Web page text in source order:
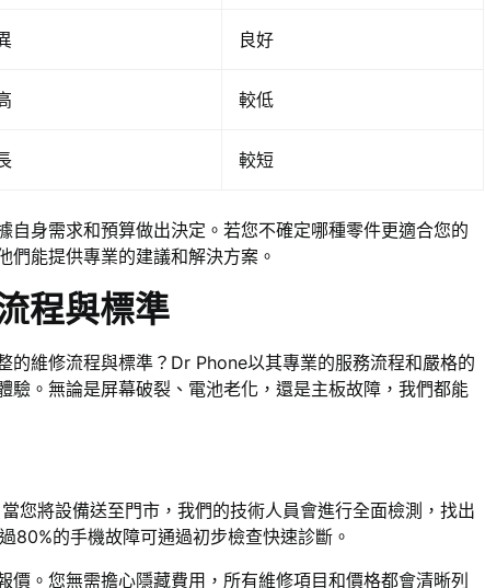
良好
較低
較短
自身需求和預算做出決定。若您不確定哪種零件更適合您的
們能提供專業的建議和解決方案。
程與標準
的維修流程與標準？Dr Phone以其專業的服務流程和嚴格的
驗。無論是屏幕破裂、電池老化，還是主板故障，我們都能
您將設備送至門市，我們的技術人員會進行全面檢測，找出
80%的手機故障可通過初步檢查快速診斷。
價。您無需擔心隱藏費用，所有維修項目和價格都會清晰列